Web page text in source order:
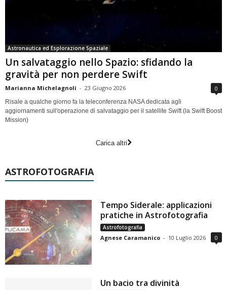
Astronautica ed Esplorazione Spaziale
Un salvataggio nello Spazio: sfidando la
gravità per non perdere Swift
Marianna Michelagnoli - 23 Giugno 2026 0
Risale a qualche giorno fa la teleconferenza NASA dedicata agli
aggiornamenti sull'operazione di salvataggio per il satellite Swift (la Swift Boost
Mission)
Carica altri
ASTROFOTOGRAFIA
Tempo Siderale: applicazioni
pratiche in Astrofotografia
Astrofotografia
Agnese Caramanico - 10 Luglio 2026 0
Un bacio tra divinità